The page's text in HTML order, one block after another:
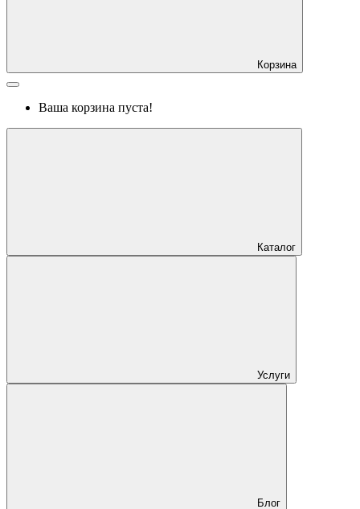
Корзина
Ваша корзина пуста!
Каталог
Услуги
Блог